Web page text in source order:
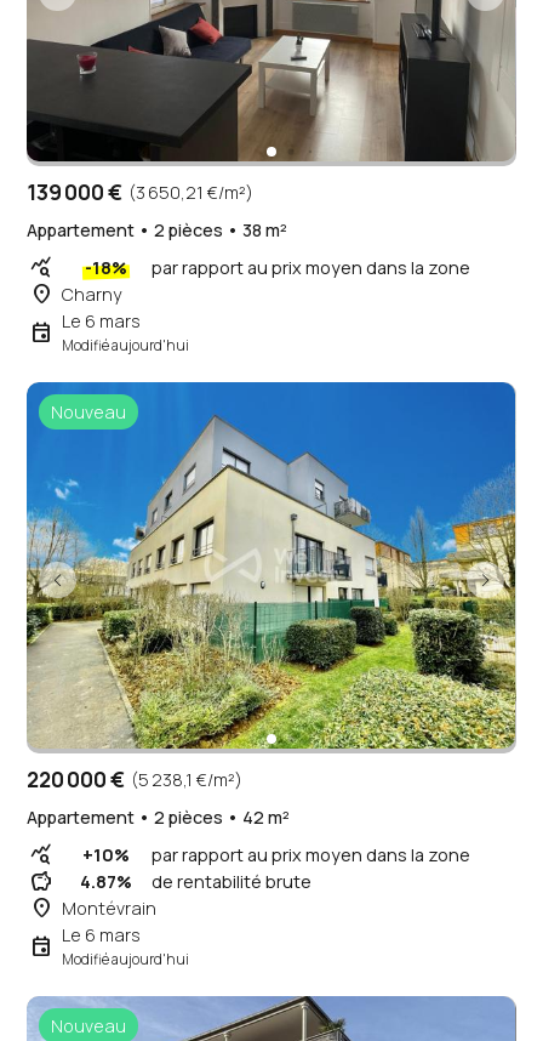
139 000 € (3 650,21 €/m²)
Appartement • 2 pièces • 38 m²
query_stats -18% par rapport au prix moyen dans la zone
place Charny
event Le 6 mars
Modifié aujourd'hui
Nouveau
220 000 € (5 238,1 €/m²)
Appartement • 2 pièces • 42 m²
query_stats +10% par rapport au prix moyen dans la zone
savings 4.87% de rentabilité brute
place Montévrain
event Le 6 mars
Modifié aujourd'hui
Nouveau